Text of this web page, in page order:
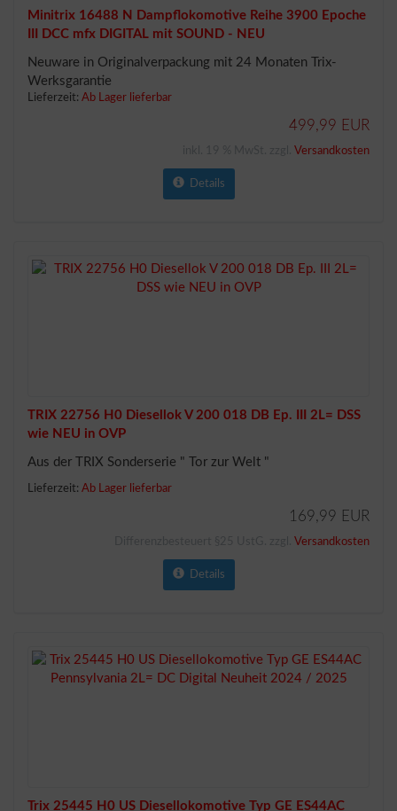
Minitrix 16488 N Dampflokomotive Reihe 3900 Epoche
III DCC mfx DIGITAL mit SOUND - NEU
Neuware in Originalverpackung mit 24 Monaten Trix-
Werksgarantie
Lieferzeit: Ab Lager lieferbar
499,99 EUR
Versandkosten
Details
TRIX 22756 H0 Diesellok V 200 018 DB Ep. III 2L= DSS
wie NEU in OVP
Aus der TRIX Sonderserie " Tor zur Welt "
Lieferzeit: Ab Lager lieferbar
169,99 EUR
Versandkosten
Details
Trix 25445 H0 US Diesellokomotive Typ GE ES44AC